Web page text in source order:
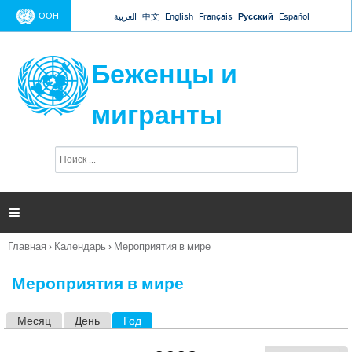
Jump to navigation
ООН العربية 中文 English Français Русский Español
Беженцы и
мигранты
п
и

Вы
Главная › Календарь › Мероприятия в мире
Мероприятия в мире
Месяц День Год